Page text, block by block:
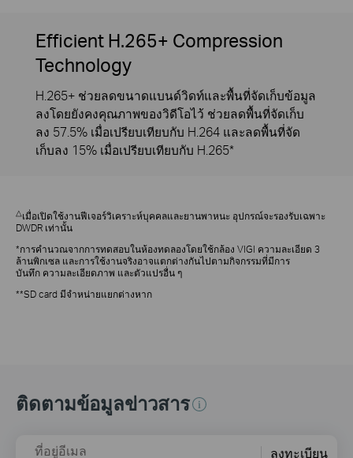
Efficient H.265+ Compression
Technology
H.265+ ช่วยลดขนาดแบนด์วิดท์และพื้นที่จัดเก็บข้อมูล
ลงโดยยังคงคุณภาพของวิดีโอไว้ ช่วยลดพื้นที่จัดเก็บ
ลง 57.5% เมื่อเปรียบเทียบกับ H.264 และลดพื้นที่จัด
เก็บลง 15% เมื่อเปรียบเทียบกับ H.265*
△เมื่อเปิดใช้งานฟีเจอร์วิเคราะห์บุคคลและยานพาหนะ อุปกรณ์จะรองรับเฉพาะ
DWDR เท่านั้น
*การคำนวณจากการทดสอบในห้องทดลองโดยใช้กล้อง VIGI ความละเอียด 3
ล้านพิกเซล และการใช้งานจริงอาจแตกต่างกันไปตามกิจกรรมที่มีการ
บันทึก ความละเอียดภาพ และตัวแปรอื่น ๆ
**SD card มีจำหน่ายแยกต่างหาก
ติดตามข้อมูลข่าวสาร
ที่อยู่อีเมล ลงทะเบียน